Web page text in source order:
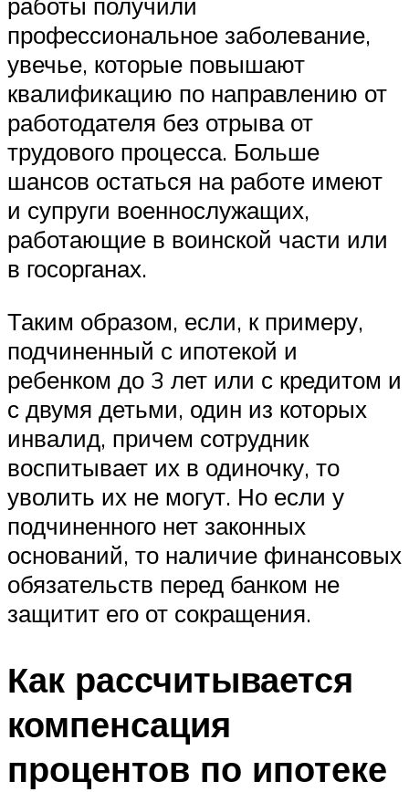
профессиональное заболевание,
увечье, которые повышают
квалификацию по направлению от
работодателя без отрыва от
трудового процесса. Больше
шансов остаться на работе имеют
и супруги военнослужащих,
работающие в воинской части или
в госорганах.
Таким образом, если, к примеру,
подчиненный с ипотекой и
ребенком до 3 лет или с кредитом и
с двумя детьми, один из которых
инвалид, причем сотрудник
воспитывает их в одиночку, то
уволить их не могут. Но если у
подчиненного нет законных
оснований, то наличие финансовых
обязательств перед банком не
защитит его от сокращения.
Как рассчитывается
компенсация
процентов по ипотеке